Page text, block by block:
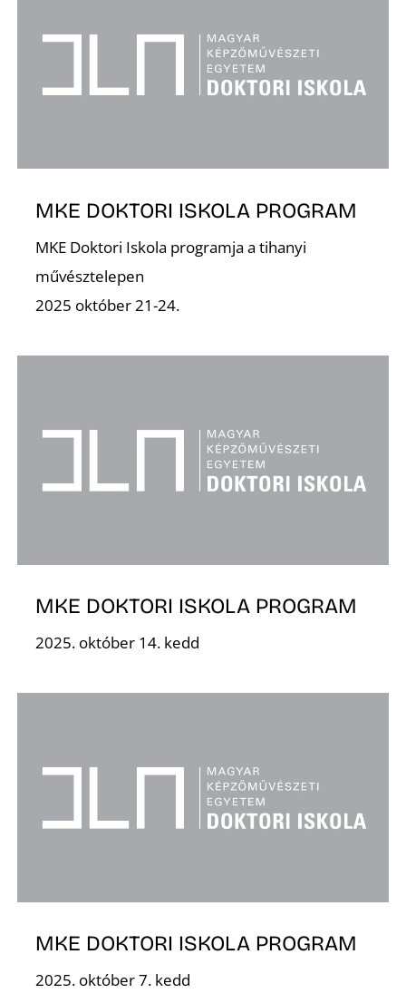
MKE DOKTORI ISKOLA PROGRAM
MKE Doktori Iskola programja a tihanyi
művésztelepen
2025 október 21-24.
MKE DOKTORI ISKOLA PROGRAM
2025. október 14. kedd
MKE DOKTORI ISKOLA PROGRAM
2025. október 7. kedd